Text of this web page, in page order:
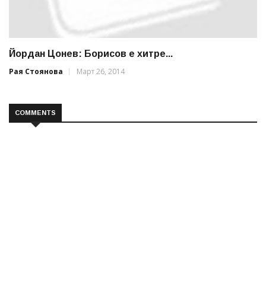
Йордан Цонев: Борисов е хитре...
Рая Стоянова
Март 26, 2014
COMMENTS